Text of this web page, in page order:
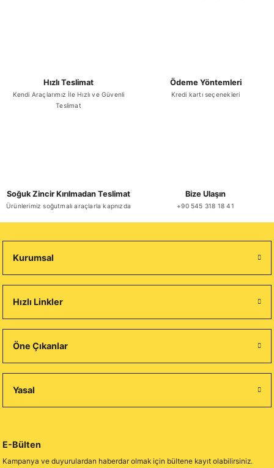
Hızlı Teslimat
Kendi Araçlarımız İle Hızlı ve Güvenli
Teslimat
Ödeme Yöntemleri
Kredi kartı seçenekleri
Soğuk Zincir Kırılmadan Teslimat
Ürünlerimiz soğutmalı araçlarla kapnızda
Bize Ulaşın
+90 545 318 18 41
Kurumsal
Hızlı Linkler
Öne Çıkanlar
Yasal
E-Bülten
Kampanya ve duyurulardan haberdar olmak için bültene kayıt olabilirsiniz.